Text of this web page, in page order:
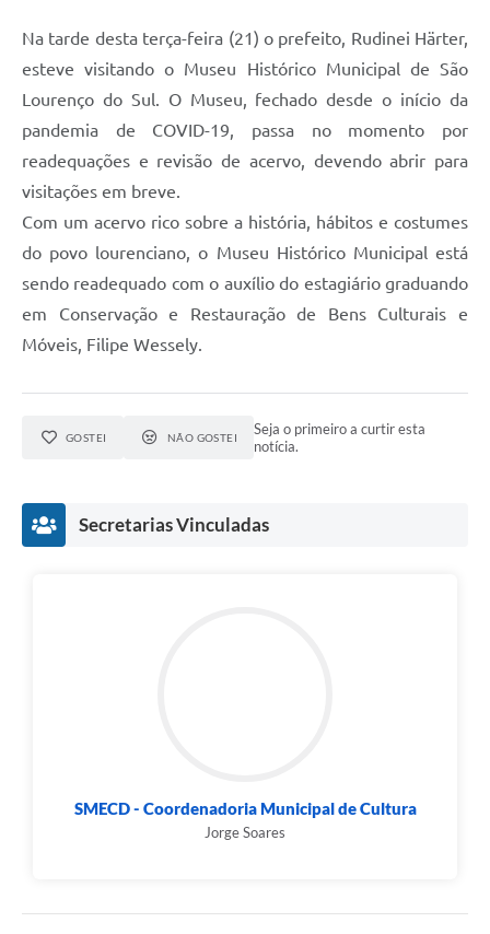
Na tarde desta terça-feira (21) o prefeito, Rudinei Härter,
esteve visitando o Museu Histórico Municipal de São
Lourenço do Sul. O Museu, fechado desde o início da
pandemia de COVID-19, passa no momento por
readequações e revisão de acervo, devendo abrir para
visitações em breve.
Com um acervo rico sobre a história, hábitos e costumes
do povo lourenciano, o Museu Histórico Municipal está
sendo readequado com o auxílio do estagiário graduando
em Conservação e Restauração de Bens Culturais e
Móveis, Filipe Wessely.
GOSTEI NÃO GOSTEI
Seja o primeiro a curtir esta
notícia.
Secretarias Vinculadas
SMECD - Coordenadoria Municipal de Cultura
Jorge Soares